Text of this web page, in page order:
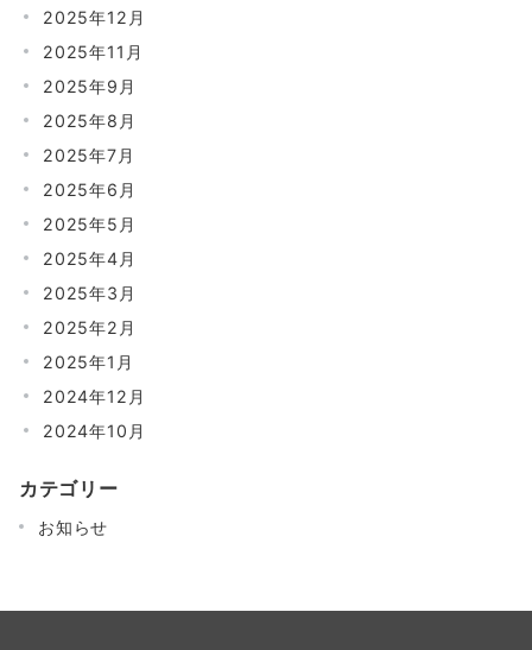
2025年12月
2025年11月
2025年9月
2025年8月
2025年7月
2025年6月
2025年5月
2025年4月
2025年3月
2025年2月
2025年1月
2024年12月
2024年10月
カテゴリー
お知らせ